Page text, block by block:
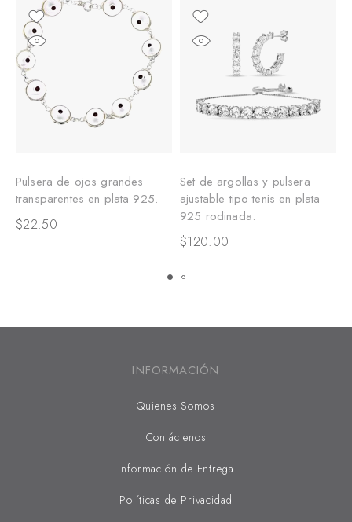
Pulsera de ojos grandes
transparentes en plata 925.
$22.50
Set de argollas y pulsera
ajustable tipo tenis en plata
925 rodinada.
$120.00
INFORMACIÓN
Quienes Somos
Contáctenos
Información de Entrega
Políticas de Privacidad